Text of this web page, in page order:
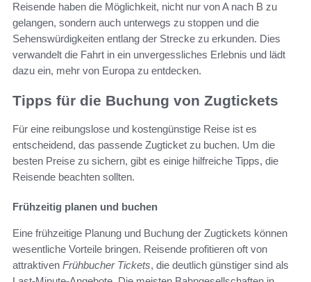
Reisende haben die Möglichkeit, nicht nur von A nach B zu
gelangen, sondern auch unterwegs zu stoppen und die
Sehenswürdigkeiten entlang der Strecke zu erkunden. Dies
verwandelt die Fahrt in ein unvergessliches Erlebnis und lädt
dazu ein, mehr von Europa zu entdecken.
Tipps für die Buchung von Zugtickets
Für eine reibungslose und kostengünstige Reise ist es
entscheidend, das passende Zugticket zu buchen. Um die
besten Preise zu sichern, gibt es einige hilfreiche Tipps, die
Reisende beachten sollten.
Frühzeitig planen und buchen
Eine frühzeitige Planung und Buchung der Zugtickets können
wesentliche Vorteile bringen. Reisende profitieren oft von
attraktiven Frühbucher Tickets, die deutlich günstiger sind als